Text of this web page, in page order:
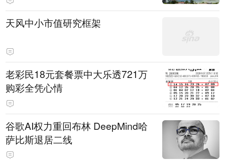
天风中小市值研究框架
老彩民18元套餐票中大乐透721万
购彩全凭心情
谷歌AI权力重回布林 DeepMind哈
萨比斯退居二线